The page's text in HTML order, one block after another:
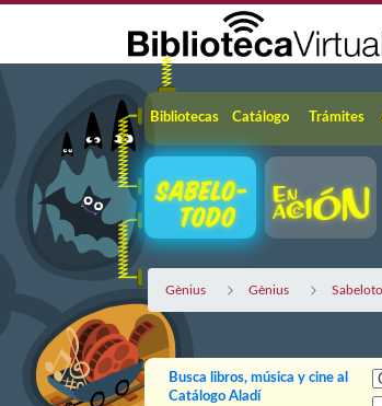
Navegación
Bibliotecas Catálogo Trámites
Gènius Gènius
Busca libros, música y cine al
Catálogo Aladí